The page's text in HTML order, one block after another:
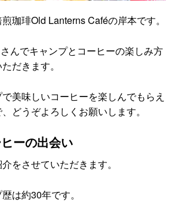
珈琲Old Lanterns Caféの岸本です。
んでキャンプとコーヒーの楽しみ方
だきます。
美味しいコーヒーを楽しんでもらえ
どうぞよろしくお願いします。
ーの出会い
をさせていただきます。
は約30年です。